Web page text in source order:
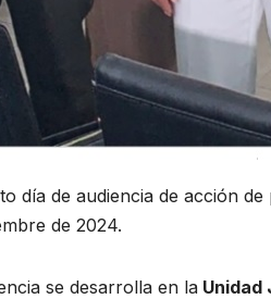
día de audiencia de acción
de 2024.
se desarrolla en la Unidad